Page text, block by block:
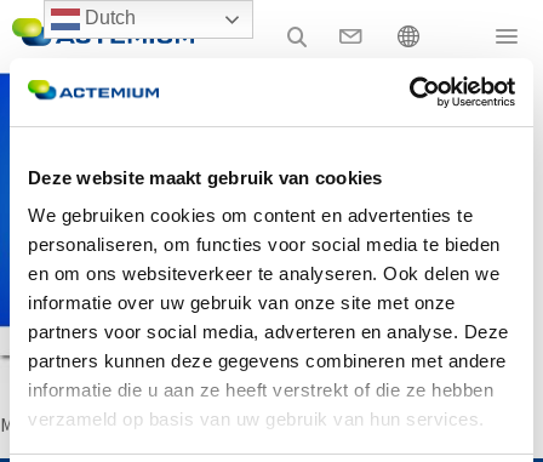
Deze website maakt gebruik van cookies
We gebruiken cookies om content en advertenties te
personaliseren, om functies voor social media te bieden
en om ons websiteverkeer te analyseren. Ook delen we
informatie over uw gebruik van onze site met onze
partners voor social media, adverteren en analyse. Deze
partners kunnen deze gegevens combineren met andere
informatie die u aan ze heeft verstrekt of die ze hebben
verzameld op basis van uw gebruik van hun services.
Search
Search
MES: Answers to improve productivity
Dutch